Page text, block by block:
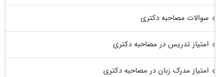
سوالات مصاحبه دکتری
امتیاز تدریس در مصاحبه دکتری
امتیاز مدرک زبان در مصاحبه دکتری